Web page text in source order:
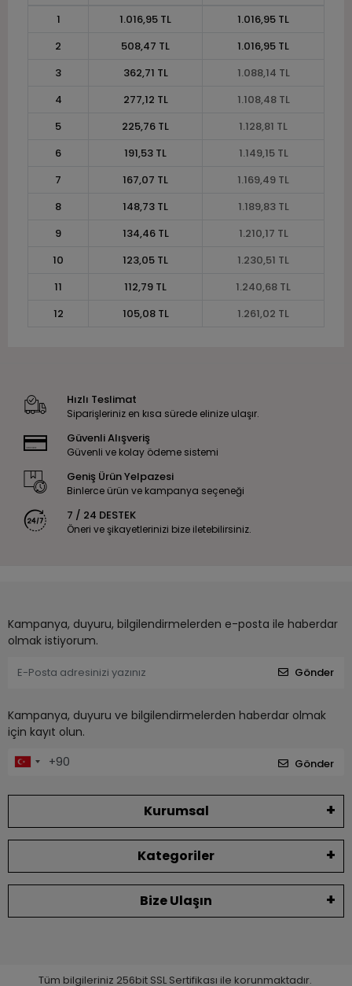
1
1.016,95 TL
1.016,95 TL
2
508,47 TL
1.016,95 TL
3
362,71 TL
1.088,14 TL
4
277,12 TL
1.108,48 TL
5
225,76 TL
1.128,81 TL
6
191,53 TL
1.149,15 TL
7
167,07 TL
1.169,49 TL
8
148,73 TL
1.189,83 TL
9
134,46 TL
1.210,17 TL
10
123,05 TL
1.230,51 TL
11
112,79 TL
1.240,68 TL
12
105,08 TL 1.261,02 TL
Hızlı Teslimat
Siparişleriniz en kısa sürede elinize ulaşır.
Güvenli Alışveriş
Güvenli ve kolay ödeme sistemi
Geniş Ürün Yelpazesi
Binlerce ürün ve kampanya seçeneği
7 / 24 DESTEK
Öneri ve şikayetlerinizi bize iletebilirsiniz.
Kampanya, duyuru, bilgilendirmelerden e-posta ile haberdar
olmak istiyorum.
Gönder
Kampanya, duyuru ve bilgilendirmelerden haberdar olmak
için kayıt olun.
Gönder
Kurumsal
Kategoriler
Bize Ulaşın
Tüm bilgileriniz 256bit SSL Sertifikası ile korunmaktadır.